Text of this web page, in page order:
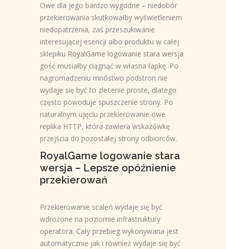
Owe dla jego bardzo wygodne – niedobór
przekierowania skutkowałby wyświetleniem
niedopatrzenia, zaś przeszukiwanie
interesującej esencji albo produktu w całej
sklepiku RoyalGame logowanie stara wersja
gość musiałby ciągnąć w własna łapkę. Po
nagromadzeniu mnóstwo podstron nie
wydaje się być to zlecenie proste, dlatego
często powoduje spuszczenie strony. Po
naturalnym ujęciu przekierowanie owe
replika HTTP, która zawiera wskazówkę
przejścia do pozostałej strony odbiorców.
RoyalGame logowanie stara
wersja – Lepsze opóźnienie
przekierowań
Przekierowanie scaleń wydaje się być
wdrożone na poziomie infrastruktury
operatora. Cały przebieg wykonywana jest
automatycznie jak i również wydaje się być